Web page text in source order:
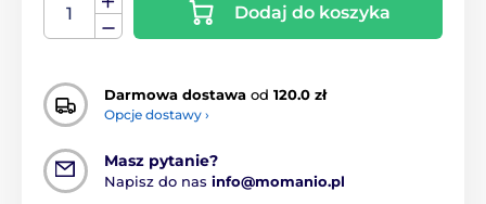
Dodaj do koszyka
Darmowa dostawa od 120.0 zł
Opcje dostawy ›
Masz pytanie?
Napisz do nas info@momanio.pl